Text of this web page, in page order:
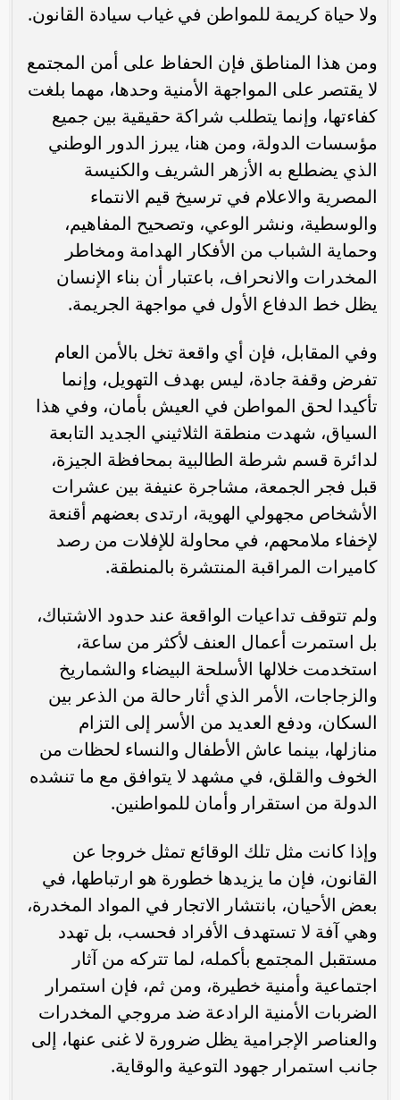
ولا حياة كريمة للمواطن في غياب سيادة القانون.
ومن هذا المناطق فإن الحفاظ على أمن المجتمع
لا يقتصر على المواجهة الأمنية وحدها، مهما بلغت
كفاءتها، وإنما يتطلب شراكة حقيقية بين جميع
مؤسسات الدولة، ومن هنا، يبرز الدور الوطني
الذي يضطلع به الأزهر الشريف والكنيسة
المصرية والاعلام في ترسيخ قيم الانتماء
والوسطية، ونشر الوعي، وتصحيح المفاهيم،
وحماية الشباب من الأفكار الهدامة ومخاطر
المخدرات والانحراف، باعتبار أن بناء الإنسان
يظل خط الدفاع الأول في مواجهة الجريمة.
وفي المقابل، فإن أي واقعة تخل بالأمن العام
تفرض وقفة جادة، ليس بهدف التهويل، وإنما
تأكيدا لحق المواطن في العيش بأمان، وفي هذا
السياق، شهدت منطقة الثلاثيني الجديد التابعة
لدائرة قسم شرطة الطالبية بمحافظة الجيزة،
قبل فجر الجمعة، مشاجرة عنيفة بين عشرات
الأشخاص مجهولي الهوية، ارتدى بعضهم أقنعة
لإخفاء ملامحهم، في محاولة للإفلات من رصد
كاميرات المراقبة المنتشرة بالمنطقة.
ولم تتوقف تداعيات الواقعة عند حدود الاشتباك،
بل استمرت أعمال العنف لأكثر من ساعة،
استخدمت خلالها الأسلحة البيضاء والشماريخ
والزجاجات، الأمر الذي أثار حالة من الذعر بين
السكان، ودفع العديد من الأسر إلى التزام
منازلها، بينما عاش الأطفال والنساء لحظات من
الخوف والقلق، في مشهد لا يتوافق مع ما تنشده
الدولة من استقرار وأمان للمواطنين.
وإذا كانت مثل تلك الوقائع تمثل خروجا عن
القانون، فإن ما يزيدها خطورة هو ارتباطها، في
بعض الأحيان، بانتشار الاتجار في المواد المخدرة،
وهي آفة لا تستهدف الأفراد فحسب، بل تهدد
مستقبل المجتمع بأكمله، لما تتركه من آثار
اجتماعية وأمنية خطيرة، ومن ثم، فإن استمرار
الضربات الأمنية الرادعة ضد مروجي المخدرات
والعناصر الإجرامية يظل ضرورة لا غنى عنها، إلى
جانب استمرار جهود التوعية والوقاية.